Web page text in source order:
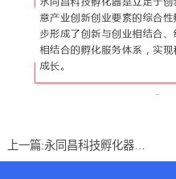
上一篇: 永同昌科技孵化器获批“12330知识产权保护服务联系点”